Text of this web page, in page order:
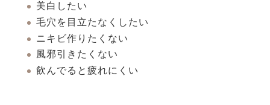
美白したい
毛穴を目立たなくしたい
ニキビ作りたくない
風邪引きたくない
飲んでると疲れにくい